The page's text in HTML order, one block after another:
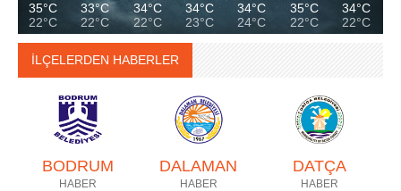
35°C
22°C
33°C
22°C
34°C
22°C
34°C
23°C
34°C
24°C
35°C
22°C
34°C
22°C
İLÇELERDEN HABERLER
BODRUM
HABER
DALAMAN
HABER
DATÇA
HABER